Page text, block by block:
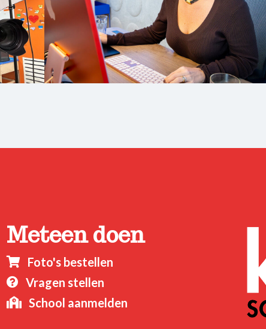
Meteen doen
 Foto's bestellen
 Vragen stellen
 School aanmelden